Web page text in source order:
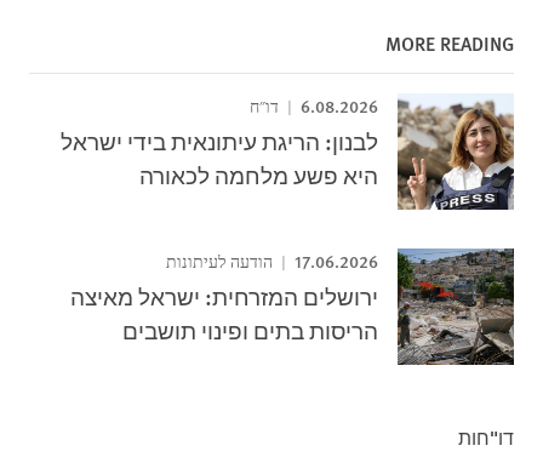
MORE READING
6.08.2026 דו"ח
לבנון: הריגת עיתונאית בידי ישראל
היא פשע מלחמה לכאורה
17.06.2026 הודעה לעיתונות
ירושלים המזרחית: ישראל מאיצה
הריסות בתים ופינוי תושבים
דו"חות